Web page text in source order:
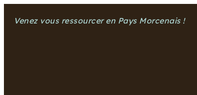
Venez vous ressourcer en Pays Morcenais !